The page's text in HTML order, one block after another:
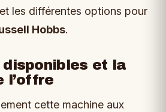
les différentes options pour
Hobbs.
disponibles et la
l’offre
cette machine aux